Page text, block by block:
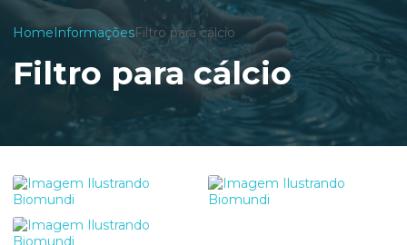
HomeInformaçõesFiltro para cálcio
Filtro para cálcio